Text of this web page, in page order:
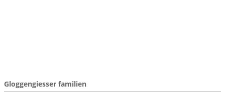
Gloggengiesser familien